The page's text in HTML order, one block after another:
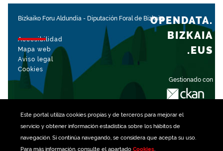
Este portal utiliza cookiespropias y de terceros para mejorar el
servicio y obtener información estadística sobre los hábitos de
navegación. Si continúa navegando, se considera que acepta su uso.
Para más información, consulte el apartado Cookies.
Bizkaiko Foru Aldundia - Diputación Foral de Bizkaia
Accesibilidad
Mapa web
Aviso legal
Cookies
Gestionado con
OPENDATA.
BIZKAIA
.EUS